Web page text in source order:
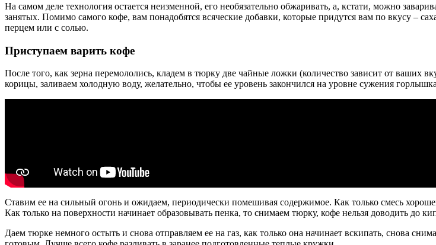
На самом деле технология остается неизменной, его необязательно обжаривать, а, кстати, можно
занятых. Помимо самого кофе, вам понадобятся всяческие добавки, которые придутся вам по вкусу –
перцем или с солью.
Приступаем варить кофе
После того, как зерна перемололись, кладем в тюрку две чайные ложки (количество зависит от ваших
корицы, заливаем холодную воду, желательно, чтобы ее уровень закончился на уровне сужения
Ставим ее на сильный огонь и ожидаем, периодически помешивая содержимое. Как только смесь
Как только на поверхности начинает образовывать пенка, то снимаем тюрку, кофе нельзя доводить до
Даем тюрке немного остыть и снова отправляем ее на газ, как только она начинает вскипать, снова